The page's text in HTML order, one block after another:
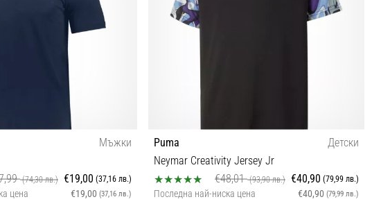
Мъжки
(74,30 лв.) €19,00 (37,16 лв.)
цена €19,00 (37,16 лв.)
Puma
Детски
Neymar Creativity Jersey Jr
€48,01(93,90 лв.) €40,90 (79,99 лв.)
Последна най-ниска цена €40,90 (79,99 лв.)